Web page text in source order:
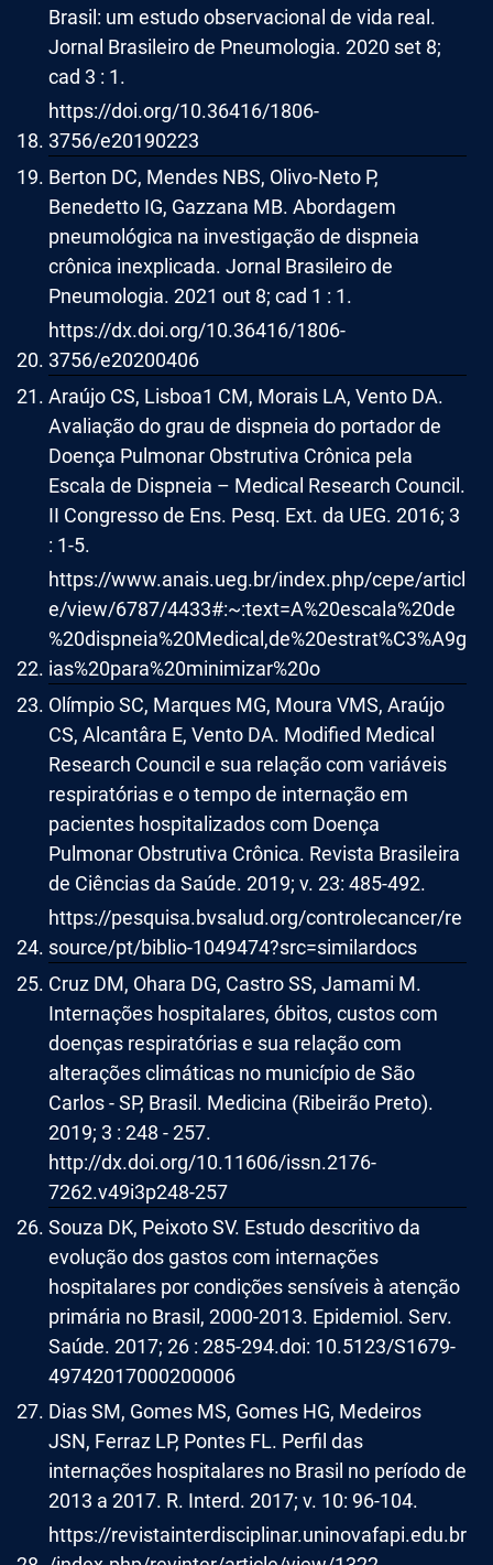
Brasil: um estudo observacional de vida real.
Jornal Brasileiro de Pneumologia. 2020 set 8;
cad 3 : 1.
https://doi.org/10.36416/1806-
3756/e20190223
Berton DC, Mendes NBS, Olivo-Neto P,
Benedetto IG, Gazzana MB. Abordagem
pneumológica na investigação de dispneia
crônica inexplicada. Jornal Brasileiro de
Pneumologia. 2021 out 8; cad 1 : 1.
https://dx.doi.org/10.36416/1806-
3756/e20200406
Araújo CS, Lisboa1 CM, Morais LA, Vento DA.
Avaliação do grau de dispneia do portador de
Doença Pulmonar Obstrutiva Crônica pela
Escala de Dispneia – Medical Research Council.
II Congresso de Ens. Pesq. Ext. da UEG. 2016; 3
: 1-5.
https://www.anais.ueg.br/index.php/cepe/articl
e/view/6787/4433#:~:text=A%20escala%20de
%20dispneia%20Medical,de%20estrat%C3%A9g
ias%20para%20minimizar%20o
Olímpio SC, Marques MG, Moura VMS, Araújo
CS, Alcantâra E, Vento DA. Modified Medical
Research Council e sua relação com variáveis
respiratórias e o tempo de internação em
pacientes hospitalizados com Doença
Pulmonar Obstrutiva Crônica. Revista Brasileira
de Ciências da Saúde. 2019; v. 23: 485-492.
https://pesquisa.bvsalud.org/controlecancer/re
source/pt/biblio-1049474?src=similardocs
Cruz DM, Ohara DG, Castro SS, Jamami M.
Internações hospitalares, óbitos, custos com
doenças respiratórias e sua relação com
alterações climáticas no município de São
Carlos - SP, Brasil. Medicina (Ribeirão Preto).
2019; 3 : 248 - 257.
http://dx.doi.org/10.11606/issn.2176-
7262.v49i3p248-257
Souza DK, Peixoto SV. Estudo descritivo da
evolução dos gastos com internações
hospitalares por condições sensíveis à atenção
primária no Brasil, 2000-2013. Epidemiol. Serv.
Saúde. 2017; 26 : 285-294.doi: 10.5123/S1679-
49742017000200006
Dias SM, Gomes MS, Gomes HG, Medeiros
JSN, Ferraz LP, Pontes FL. Perfil das
internações hospitalares no Brasil no período de
2013 a 2017. R. Interd. 2017; v. 10: 96-104.
https://revistainterdisciplinar.uninovafapi.edu.br